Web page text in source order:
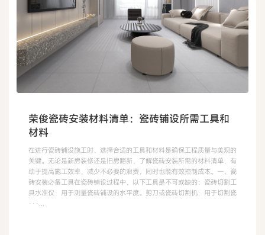
荣俊瓷砖安装材料清单：瓷砖铺设所需工具和
材料
在进行瓷砖铺设施工时，选择合适的工具和材料是确保工程质量与美观的
关键。无论是新房装修还是旧房翻新，了解瓷砖安装所需的材料清单，有
助于提高施工效率，减少不必要的浪费，同时也能有效控制成本。一、瓷
砖安装必备工具在瓷砖铺设过程中，以下工具是不可或缺的：瓷砖切割工
具水准仪：用于测量瓷砖铺设的水平度。剪刀或瓷砖切割机：用于切割瓷
···...